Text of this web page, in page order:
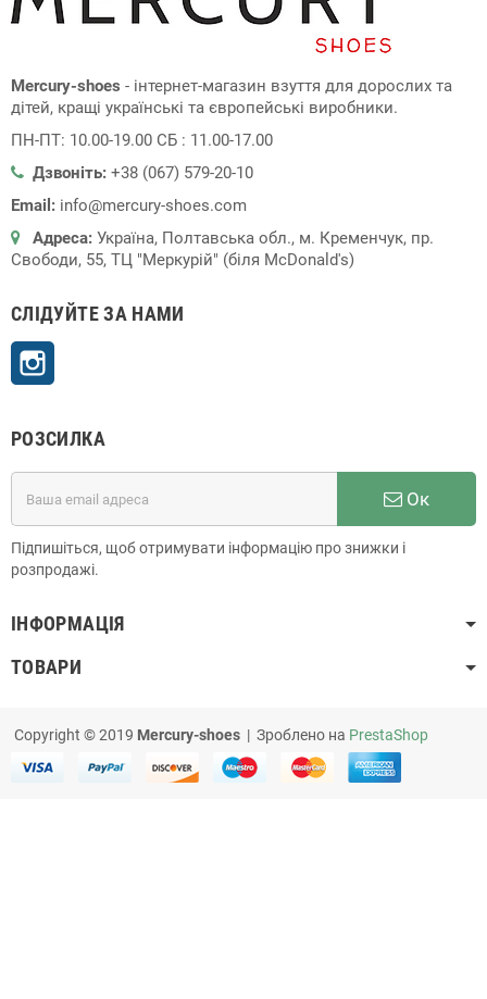
Mercury-shoes - інтернет-магазин взуття для дорослих та
дітей, кращі українські та європейські виробники.
ПН-ПТ: 10.00-19.00 СБ : 11.00-17.00
Дзвоніть: +38 (067) 579-20-10
Email: info@mercury-shoes.com
Адреса: Україна, Полтавська обл., м. Кременчук, пр.
Свободи, 55, ТЦ "Меркурій" (біля McDonald's)
СЛІДУЙТЕ ЗА НАМИ
РОЗСИЛКА
Ок
Підпишіться, щоб отримувати інформацію про знижки і
розпродажі.
ІНФОРМАЦІЯ
ТОВАРИ
Copyright © 2019 Mercury-shoes | Зроблено на PrestaShop